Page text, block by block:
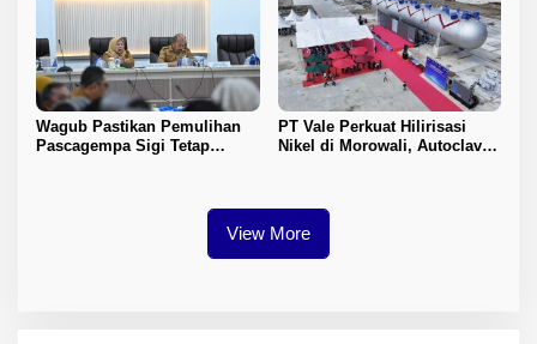
Wagub Pastikan Pemulihan
Pascagempa Sigi Tetap
PT Vale Perkuat Hilirisasi
Nikel di Morowali, Autoclave
View More